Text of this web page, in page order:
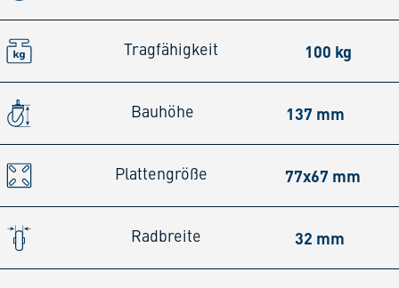
Tragfähigkeit 100 kg
Bauhöhe 137 mm
Plattengröße 77x67 mm
Radbreite 32 mm